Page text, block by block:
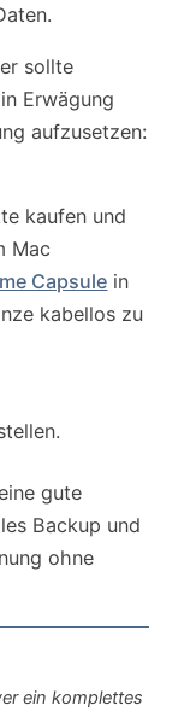
sollte
Erwägung
aufzusetzen:
kaufen und
Mac
Capsule in
kabellos zu
gute
Backup und
ohne
ein komplettes